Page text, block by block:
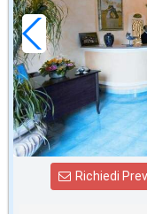
a notte
Richiedi